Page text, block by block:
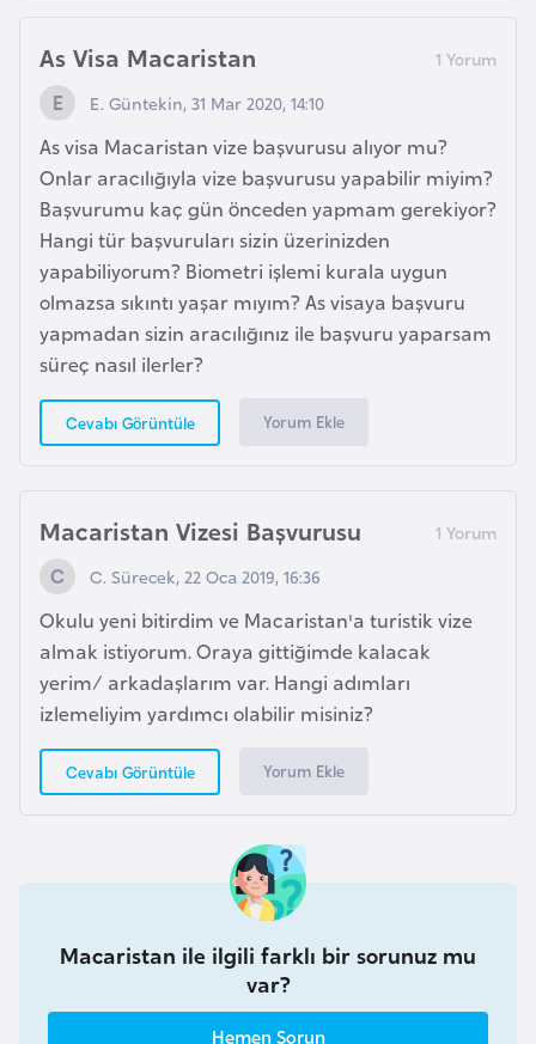
As Visa Macaristan
E. Güntekin, 31 Mar 2020, 14:10
As visa Macaristan vize başvurusu alıyor mu?
Onlar aracılığıyla vize başvurusu yapabilir miyim?
Başvurumu kaç gün önceden yapmam gerekiyor?
Hangi tür başvuruları sizin üzerinizden
yapabiliyorum? Biometri işlemi kurala uygun
olmazsa sıkıntı yaşar mıyım? As visaya başvuru
yapmadan sizin aracılığınız ile başvuru yaparsam
süreç nasıl ilerler?
Cevabı Görüntüle Yorum Ekle
Macaristan Vizesi Başvurusu
C. Sürecek, 22 Oca 2019, 16:36
Okulu yeni bitirdim ve Macaristan'a turistik vize
almak istiyorum. Oraya gittiğimde kalacak
yerim/ arkadaşlarım var. Hangi adımları
izlemeliyim yardımcı olabilir misiniz?
Cevabı Görüntüle Yorum Ekle
Macaristan ile ilgili farklı bir sorunuz mu
var?
Hemen Sorun
y
o
p
y
a
F
i
l
d
i
S
h
i
l
F
l